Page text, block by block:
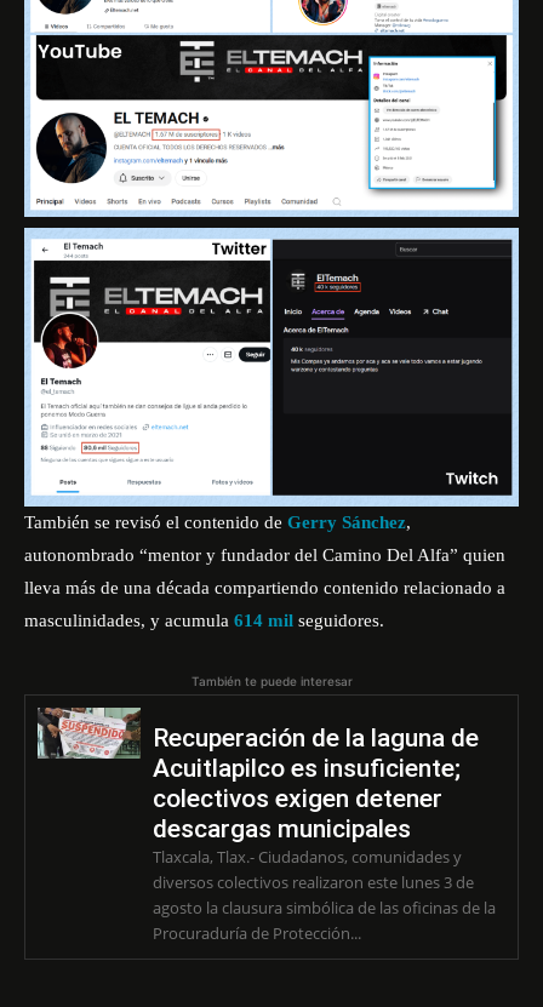
También se revisó el contenido de Gerry Sánchez,
autonombrado “mentor y fundador del Camino Del Alfa” quien
lleva más de una década compartiendo contenido relacionado a
masculinidades, y acumula 614 mil seguidores.
También te puede interesar
Recuperación de la laguna de
Acuitlapilco es insuficiente;
colectivos exigen detener
descargas municipales
Tlaxcala, Tlax.- Ciudadanos, comunidades y
diversos colectivos realizaron este lunes 3 de
agosto la clausura simbólica de las oficinas de la
Procuraduría de Protección...